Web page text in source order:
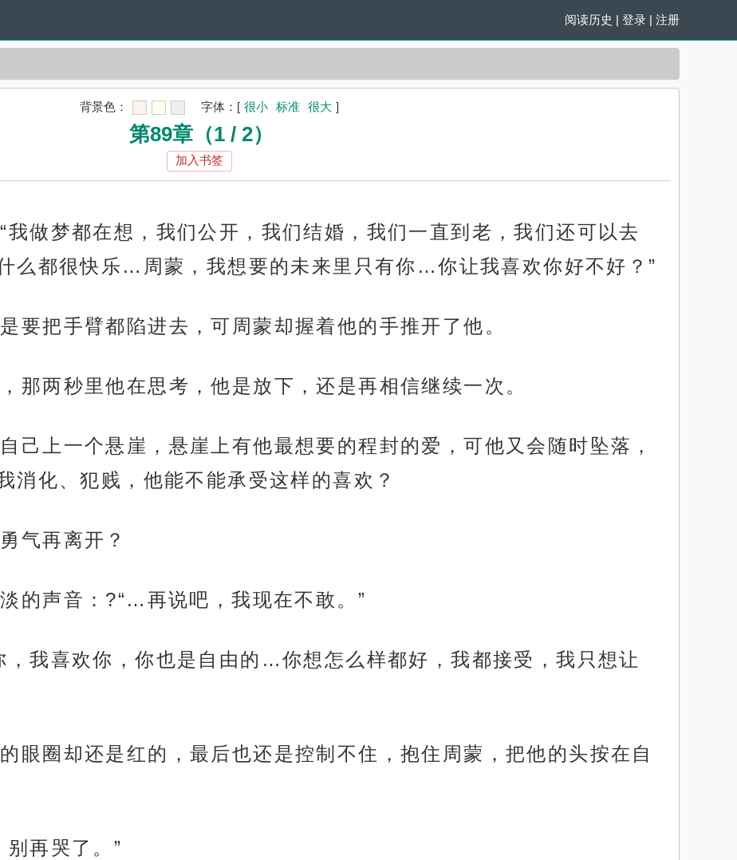
阅读历史 | 登录 | 注册
背景色： 字体： [ 很小 标准 很大 ]
第89章（1 / 2）
加入书签
我做梦都在想，我们公开，我们结婚，我们一直到老，我们还可以去
么都很快乐…周蒙，我想要的未来里只有你…你让我喜欢你好不好？”
要把手臂都陷进去，可周蒙却握着他的手推开了他。
那两秒里他在思考，他是放下，还是再相信继续一次。
己上一个悬崖，悬崖上有他最想要的程封的爱，可他又会随时坠落，
消化、犯贱，他能不能承受这样的喜欢？
气再离开？
的声音：?“…再说吧，我现在不敢。”
，我喜欢你，你也是自由的…你想怎么样都好，我都接受，我只想让
眼圈却还是红的，最后也还是控制不住，抱住周蒙，把他的头按在自
再哭了。”